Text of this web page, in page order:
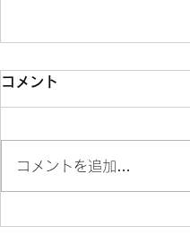
コメント
コメントを追加…